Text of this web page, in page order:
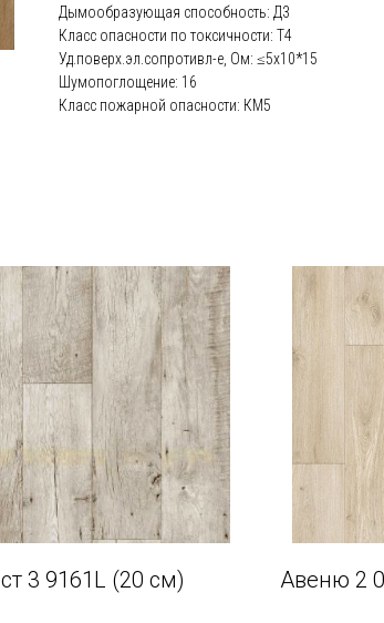
Дымообразующая способность: Д3
Класс опасности по токсичности: Т4
Уд.поверх.эл.сопротивл-е, Ом: ≤5х10*15
Шумопоглощение: 16
Класс пожарной опасности: КМ5
3 9161L (20 см) Авеню 2